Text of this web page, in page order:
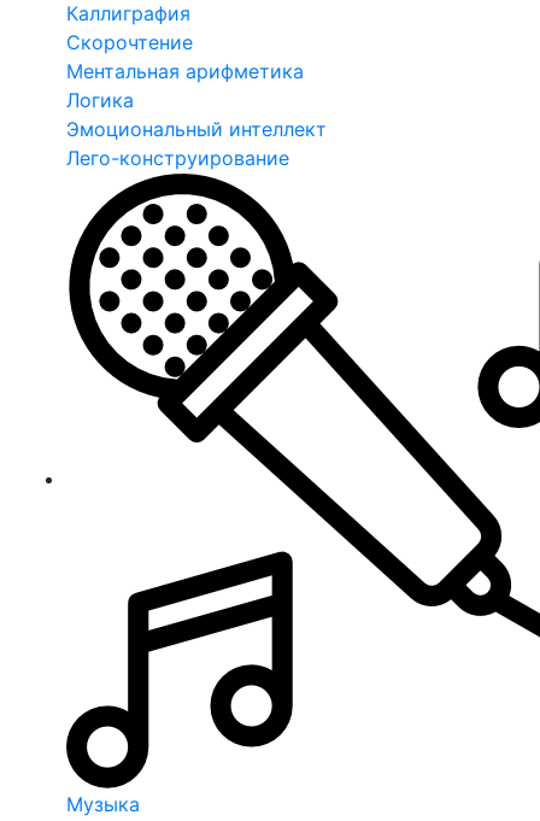
Каллиграфия
Скорочтение
Ментальная арифметика
Логика
Эмоциональный интеллект
Лего-конструирование
Музыка